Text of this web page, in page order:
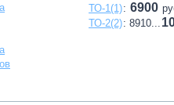
ТО-1(1): 6900
ТО-2(2): 8910...